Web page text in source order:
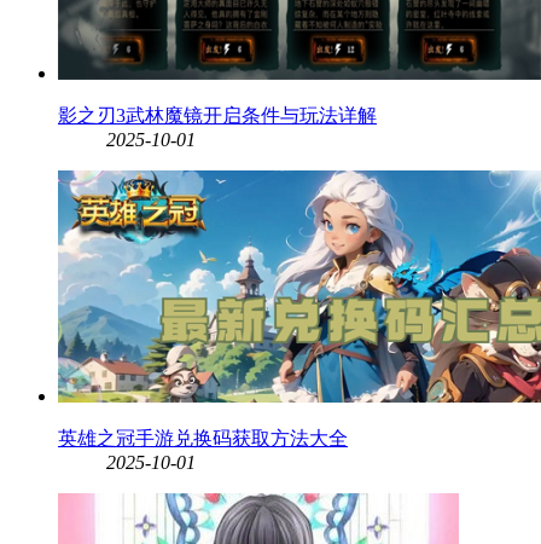
影之刃3武林魔镜开启条件与玩法详解
2025-10-01
英雄之冠手游兑换码获取方法大全
2025-10-01